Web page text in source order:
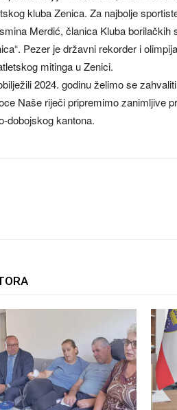
kluba Zenica. Za najbolje
Merdić, članica Kluba borilačkih
Pezer je državni rekorder i
mitinga u Zenici.
2024. godinu želimo se
Naše riječi pripremimo zanimljive
dobojskog kantona.